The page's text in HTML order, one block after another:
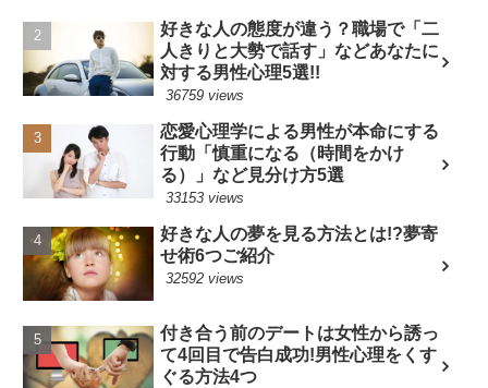
好きな人の態度が違う？職場で「二
人きりと大勢で話す」などあなたに
対する男性心理5選!!
36759 views
恋愛心理学による男性が本命にする
行動「慎重になる（時間をかけ
る）」など見分け方5選
33153 views
好きな人の夢を見る方法とは!?夢寄
せ術6つご紹介
32592 views
付き合う前のデートは女性から誘っ
て4回目で告白成功!男性心理をくす
ぐる方法4つ